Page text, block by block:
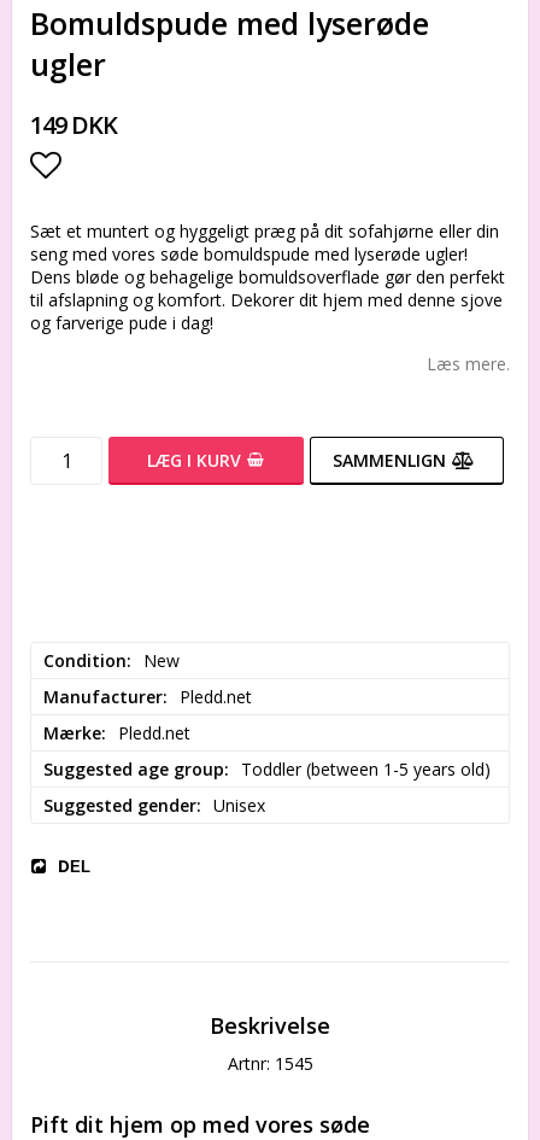
Bomuldspude med lyserøde
ugler
149 DKK
Add to list of favorites
Sæt et muntert og hyggeligt præg på dit sofahjørne eller din
seng med vores søde bomuldspude med lyserøde ugler!
Dens bløde og behagelige bomuldsoverflade gør den perfekt
til afslapning og komfort. Dekorer dit hjem med denne sjove
og farverige pude i dag!
Læs mere.
LÆG I KURV SAMMENLIGN
Condition
New
Manufacturer
Pledd.net
Mærke
Pledd.net
Suggested age group
Toddler (between 1-5 years old)
Suggested gender
Unisex
DEL
Beskrivelse
Artnr: 1545
Pift dit hjem op med vores søde